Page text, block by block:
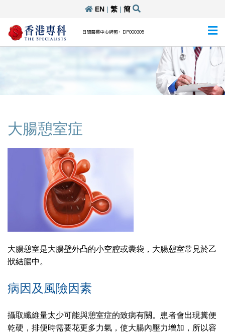
EN| 繁| 簡
日間醫療中心牌照：DP000305
大腸憩室症
大腸憩室是大腸壁外凸的小空腔或囊袋，大腸憩室常見於乙
狀結腸中。
病因及風險因素
攝取纖維量太少可能與憩室症的致病有關。患者會出現糞便
乾硬，排便時需要花更多力氣，使大腸內壓力增加，所以容